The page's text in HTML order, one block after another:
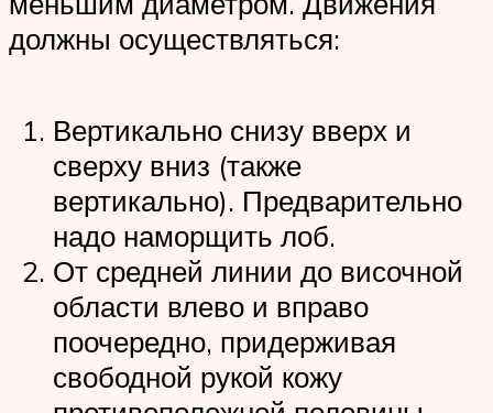
должны осуществляться:
Вертикально снизу вверх и
сверху вниз (также
вертикально). Предварительно
надо наморщить лоб.
От средней линии до височной
области влево и вправо
поочередно, придерживая
свободной рукой кожу